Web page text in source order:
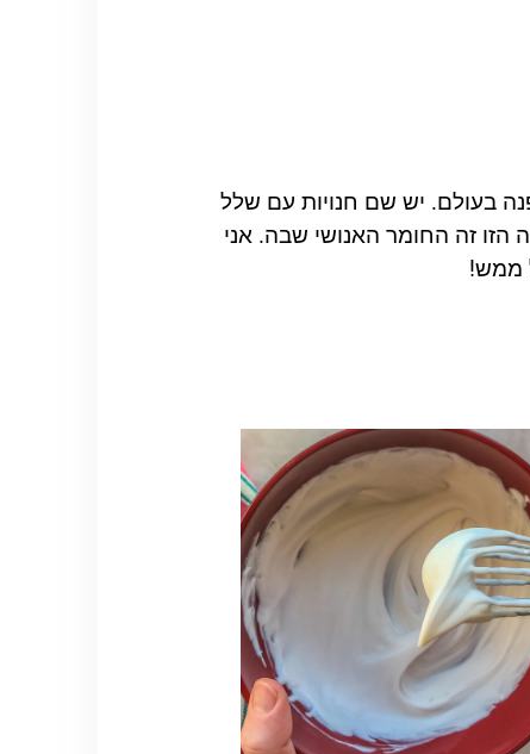
בעולם. יש שם חנויות עם שלל
הזו זה החומר האנושי שבה. אני
ממש!